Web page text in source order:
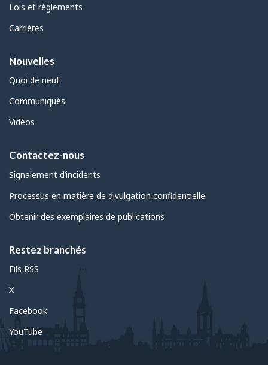
Lois et règlements
Carrières
Nouvelles
Quoi de neuf
Communiqués
Vidéos
Contactez-nous
Signalement d’incidents
Processus en matière de divulgation confidentielle
Obtenir des exemplaires de publications
Restez branchés
Fils RSS
X
Facebook
YouTube